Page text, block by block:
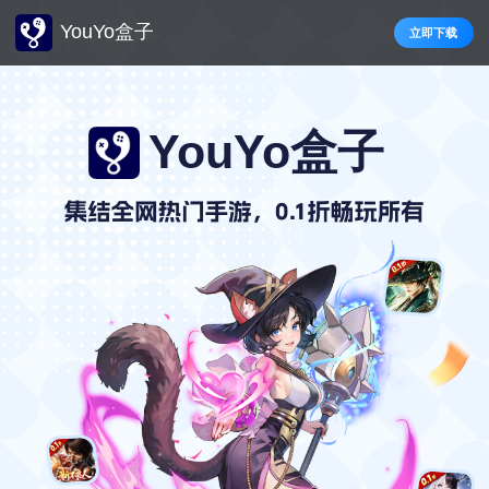
YouYo盒子 立即下载
YouYo盒子